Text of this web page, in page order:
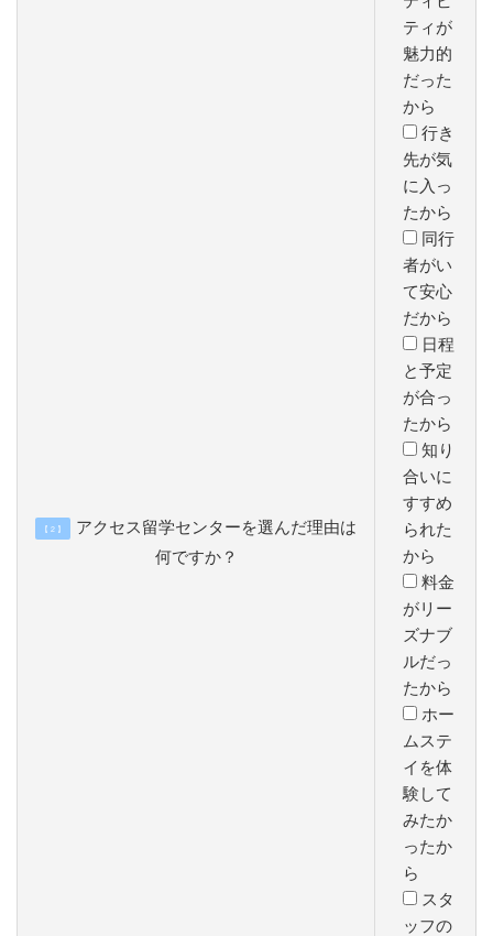
【 2 】
アクセス留学センターを選んだ理由は
何ですか？
ティが
魅力的
だった
から
行き
先が気
に入っ
たから
同行
者がい
て安心
だから
日程
と予定
が合っ
たから
知り
合いに
すすめ
られた
から
料金
がリー
ズナブ
ルだっ
たから
ホー
ムステ
イを体
験して
みたか
ったか
ら
スタ
ッフの